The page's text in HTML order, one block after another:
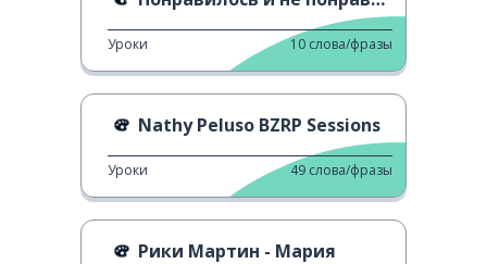
Уроки 10 слова/фразы
Nathy Peluso BZRP Sessions
Уроки 49 слова/фразы
Рики Мартин - Мария